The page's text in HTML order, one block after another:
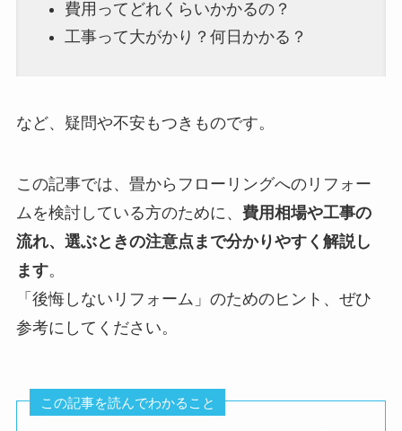
費用ってどれくらいかかるの？
工事って大がかり？何日かかる？
など、疑問や不安もつきものです。
この記事では、畳からフローリングへのリフォー
ムを検討している方のために、 費用相場や工事の
流れ、選ぶときの注意点まで分かりやすく解説し
ます。
「後悔しないリフォーム」のためのヒント、ぜひ
参考にしてください。
この記事を読んでわかること